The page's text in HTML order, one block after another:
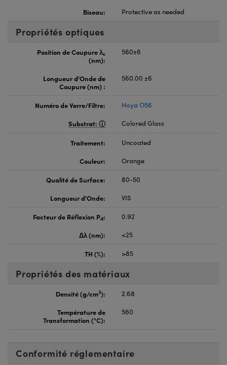
Biseau: Protective as needed
Propriétés optiques
Position de Coupure λc
(nm):
560±6
Longueur d'Onde de
Coupure (nm) :
560.00 ±6
Numéro de Verre/Filtre:
Hoya O56
Substrat:
Colored Glass
Traitement:
Uncoated
Couleur:
Orange
Qualité de Surface:
80-50
Longueur d'Onde:
VIS
Facteur de Réflexion Pd:
0.92
Δλ (nm):
<25
TH (%): >85
Propriétés des matériaux
Densité (g/cm3):
2.68
Température de
Transformation (°C):
560
Conformité réglementaire